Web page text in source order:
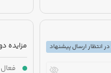
در انتظار ارسال پیشنهاد
فعال